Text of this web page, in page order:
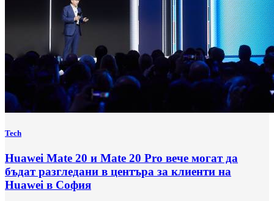
Tech
Huawei Mate 20 и Mate 20 Pro вече могат да
бъдат разгледани в центъра за клиенти на
Huawei в София